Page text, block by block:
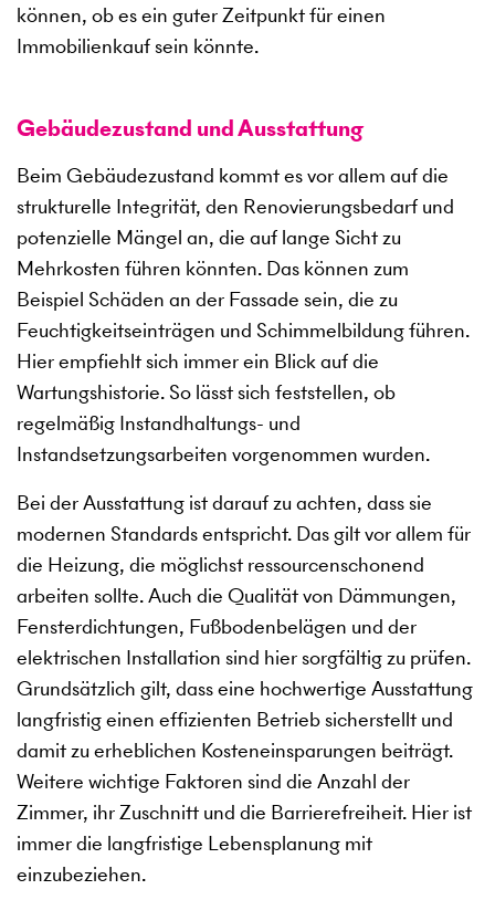
können, ob es ein guter Zeitpunkt für einen
Immobilienkauf sein könnte.
Gebäudezustand und Ausstattung
Beim Gebäudezustand kommt es vor allem auf die
strukturelle Integrität, den Renovierungsbedarf und
potenzielle Mängel an, die auf lange Sicht zu
Mehrkosten führen könnten. Das können zum
Beispiel Schäden an der Fassade sein, die zu
Feuchtigkeitseinträgen und Schimmelbildung führen.
Hier empfiehlt sich immer ein Blick auf die
Wartungshistorie. So lässt sich feststellen, ob
regelmäßig Instandhaltungs- und
Instandsetzungsarbeiten vorgenommen wurden.
Bei der Ausstattung ist darauf zu achten, dass sie
modernen Standards entspricht. Das gilt vor allem für
die Heizung, die möglichst ressourcenschonend
arbeiten sollte. Auch die Qualität von Dämmungen,
Fensterdichtungen, Fußbodenbelägen und der
elektrischen Installation sind hier sorgfältig zu prüfen.
Grundsätzlich gilt, dass eine hochwertige Ausstattung
langfristig einen effizienten Betrieb sicherstellt und
damit zu erheblichen Kosteneinsparungen beiträgt.
Weitere wichtige Faktoren sind die Anzahl der
Zimmer, ihr Zuschnitt und die Barrierefreiheit. Hier ist
immer die langfristige Lebensplanung mit
einzubeziehen.